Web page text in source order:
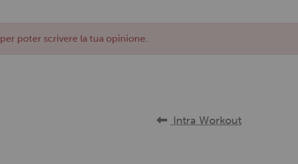
per poter scrivere la tua opinione.
Intra Workout